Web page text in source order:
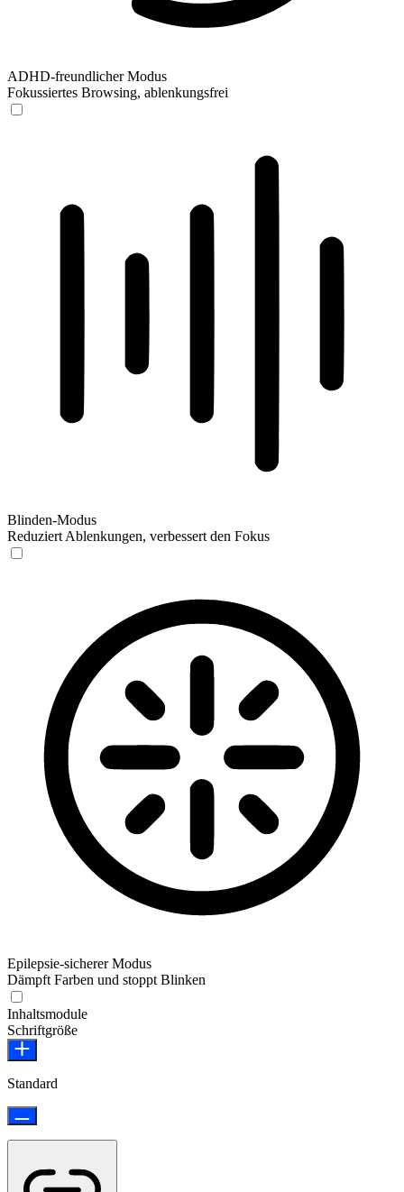
ADHD-freundlicher Modus
Fokussiertes Browsing, ablenkungsfrei
Blinden-Modus
Reduziert Ablenkungen, verbessert den Fokus
Epilepsie-sicherer Modus
Dämpft Farben und stoppt Blinken
Inhaltsmodule
Schriftgröße
Standard